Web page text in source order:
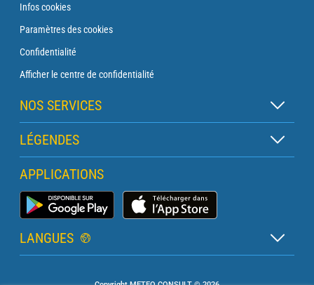
Infos cookies
Paramètres des cookies
Confidentialité
Afficher le centre de confidentialité
NOS SERVICES
Abonnement Zen
Abonnement Balise
Abonnement Traversée
Abonnement Phare
LÉGENDES
Légende des cartes
Légende des pictogrammes
Glossaire
APPLICATIONS
Application Météo Marine
LANGUES